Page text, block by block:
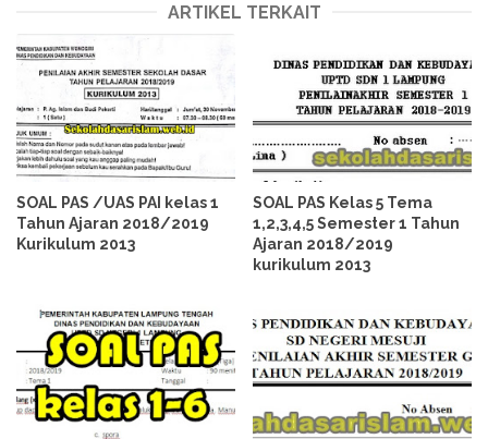
ARTIKEL TERKAIT
SOAL PAS /UAS PAI kelas 1
Tahun Ajaran 2018/2019
Kurikulum 2013
SOAL PAS Kelas 5 Tema
1,2,3,4,5 Semester 1 Tahun
Ajaran 2018/2019
kurikulum 2013